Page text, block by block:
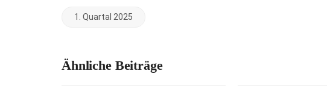
1. Quartal 2025
Ähnliche Beiträge